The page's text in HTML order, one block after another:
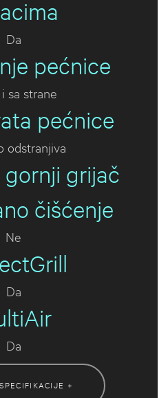
Da
pećnice
sa strane
pećnice
odstranjiva
grijač
čišćenje
Ne
Da
Da
+